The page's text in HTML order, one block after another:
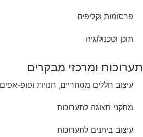
פרסומות וקליפים
תוכן וטכנולוגיה
תערוכות ומרכזי מבקרים
עיצוב חללים מסחריים, חנויות ופופ-אפים
מתקני תצוגה לתערוכות
עיצוב ביתנים לתערוכות